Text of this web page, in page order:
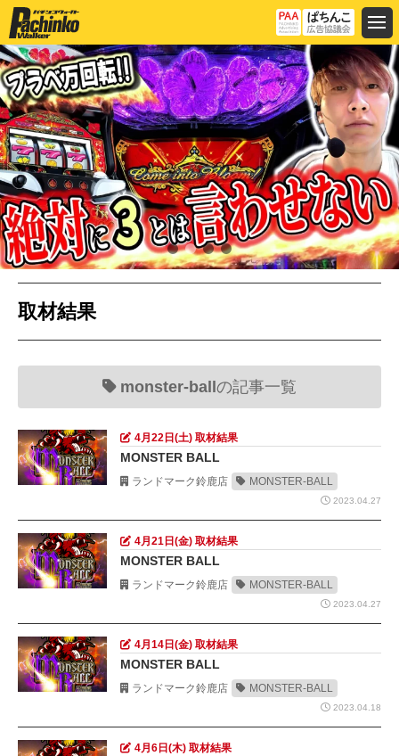
取材結果
monster-ball の記事一覧
4月22日(土) 取材結果
MONSTER BALL
ランドマーク鈴鹿店 MONSTER-BALL
2023.04.27
4月21日(金) 取材結果
MONSTER BALL
ランドマーク鈴鹿店 MONSTER-BALL
2023.04.27
4月14日(金) 取材結果
MONSTER BALL
ランドマーク鈴鹿店 MONSTER-BALL
2023.04.18
4月6日(木) 取材結果